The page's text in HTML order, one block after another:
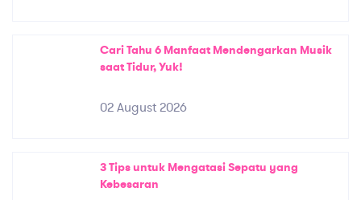
Cari Tahu 6 Manfaat Mendengarkan Musik
saat Tidur, Yuk!
02 August 2026
3 Tips untuk Mengatasi Sepatu yang
Kebesaran